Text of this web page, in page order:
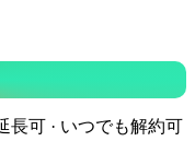
長可 · いつでも解約可